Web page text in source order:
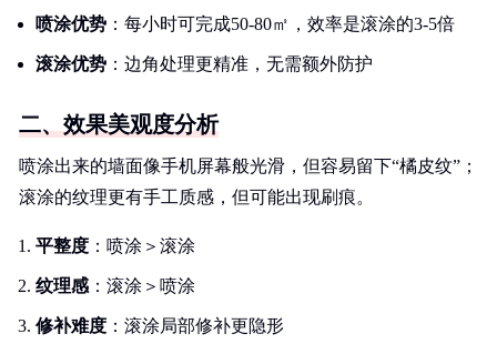
喷涂优势 ：每小时可完成50-80㎡，效率是滚涂的3-5倍
滚涂优势 ：边角处理更精准，无需额外防护
二、效果美观度分析
喷涂出来的墙面像手机屏幕般光滑，但容易留下“橘皮纹”；
滚涂的纹理更有手工质感，但可能出现刷痕。
平整度 ：喷涂＞滚涂
纹理感 ：滚涂＞喷涂
修补难度 ：滚涂局部修补更隐形